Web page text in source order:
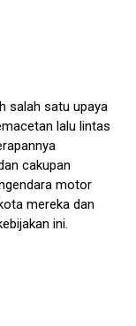
salah satu upaya
lalu lintas
cakupan
motor
mereka dan
ini.